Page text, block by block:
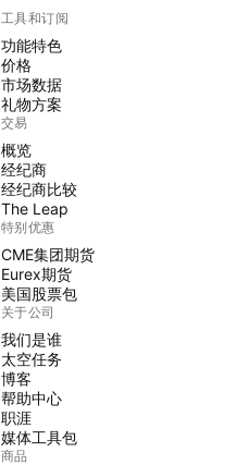
工具和订阅
功能特色
价格
市场数据
礼物方案
交易
概览
经纪商
经纪商比较
The Leap
特别优惠
CME集团期货
Eurex期货
美国股票包
关于公司
我们是谁
太空任务
博客
帮助中心
职涯
媒体工具包
商品